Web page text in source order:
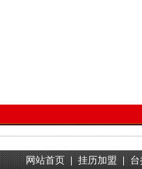
网站首页 挂历加盟